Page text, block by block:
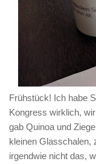
Frühstück! Ich habe
Kongress wirklich,
gab Quinoa und
kleinen Glasschalen,
irgendwie nicht das,